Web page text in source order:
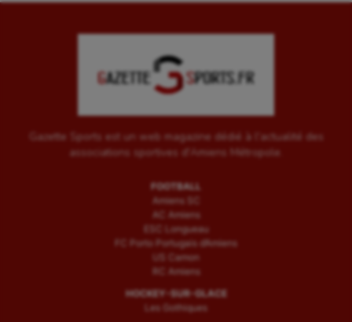
Gazette Sports est un web magazine dédié à l'actualité des
associations sportives d'Amiens Métropole.
FOOTBALL
Amiens SC
AC Amiens
ESC Longueau
FC Porto Portugais d’Amiens
US Camon
RC Amiens
HOCKEY-SUR-GLACE
Les Gothiques